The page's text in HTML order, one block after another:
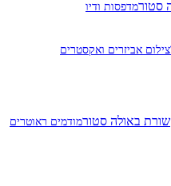
מדפסות ודיו
צילום אביזרים ואקסטרים
מודמים ראוטרים